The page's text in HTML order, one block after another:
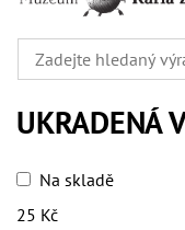
UKRADENÁ
Na skladě
25 Kč